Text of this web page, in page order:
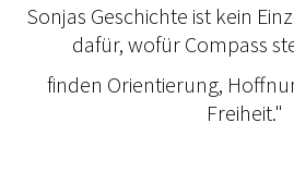
Sonjas Geschichte ist kein
dafür, wofür Compass
finden Orientierung,
Freiheit."